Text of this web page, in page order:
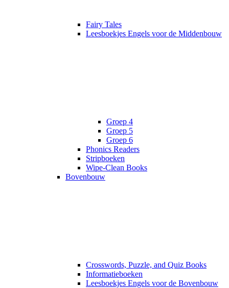
Fairy Tales
Leesboekjes Engels voor de Middenbouw
Groep 4
Groep 5
Groep 6
Phonics Readers
Stripboeken
Wipe-Clean Books
Bovenbouw
Crosswords, Puzzle, and Quiz Books
Informatieboeken
Leesboekjes Engels voor de Bovenbouw